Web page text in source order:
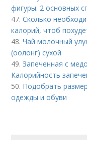
фигуры: 2 основных
47.Сколько
калорий, чтоб
48.Чай молочный
(оолонг) сухой
49.Запеченная с
Калорийность
50. Подобрать
одежды и обуви